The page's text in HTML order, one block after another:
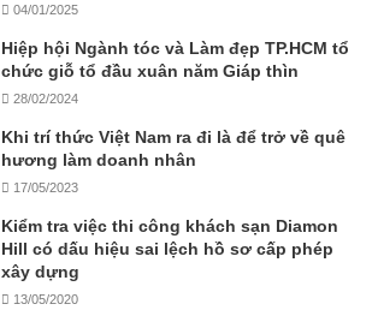
04/01/2025
Hiệp hội Ngành tóc và Làm đẹp TP.HCM tổ
chức giỗ tổ đầu xuân năm Giáp thìn
28/02/2024
Khi trí thức Việt Nam ra đi là để trở về quê
hương làm doanh nhân
17/05/2023
Kiểm tra việc thi công khách sạn Diamon
Hill có dấu hiệu sai lệch hồ sơ cấp phép
xây dựng
13/05/2020